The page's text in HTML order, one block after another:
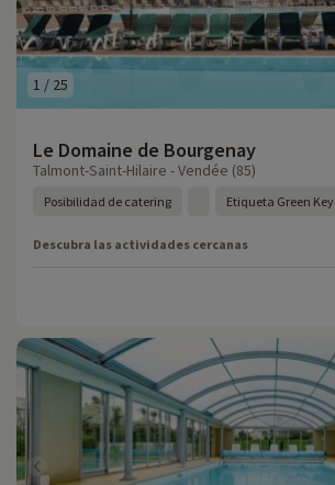
1 / 25
Le Domaine de Bourgenay
Talmont-Saint-Hilaire - Vendée (85)
Posibilidad de catering Etiqueta Green Key
Descubra las actividades cercanas